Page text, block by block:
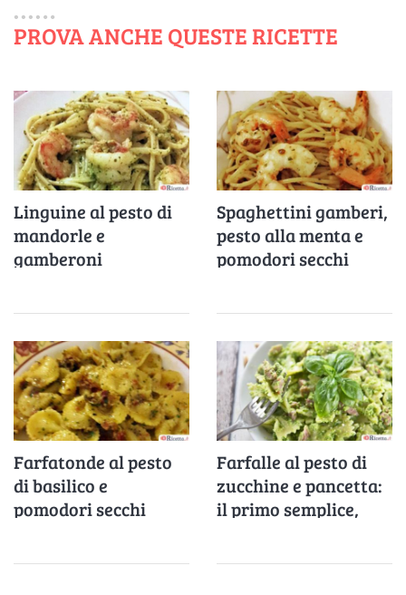
PROVA ANCHE QUESTE RICETTE
Linguine al pesto di
mandorle e
gamberoni
Spaghettini gamberi,
pesto alla menta e
pomodori secchi
Farfatonde al pesto
di basilico e
pomodori secchi
Farfalle al pesto di
zucchine e pancetta:
il primo semplice,